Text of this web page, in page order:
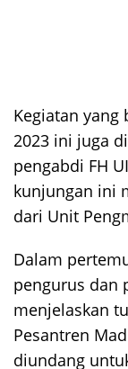
Kegiatan yang
2023 ini juga
pengabdi FH
kunjungan ini
dari Unit
Dalam
pengurus dan
menjelaskan
Pesantren
diundang